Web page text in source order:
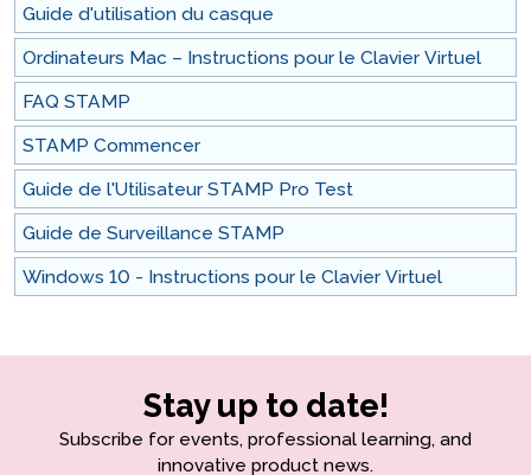
Guide d'utilisation du casque
Ordinateurs Mac – Instructions pour le Clavier Virtuel
FAQ STAMP
STAMP Commencer
Guide de l'Utilisateur STAMP Pro Test
Guide de Surveillance STAMP
Windows 10 - Instructions pour le Clavier Virtuel
Stay up to date!
Subscribe for events, professional learning, and
innovative product news.